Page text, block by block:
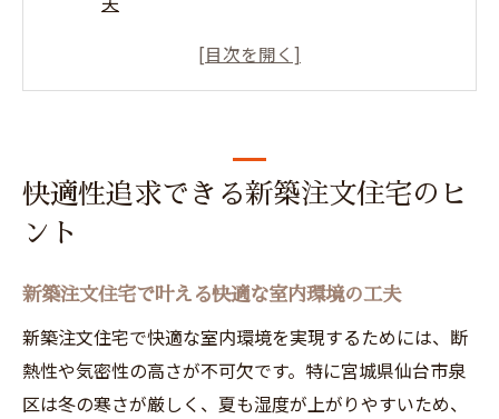
仙台 注文住宅 相場を踏まえた快適性重視の
気候に合わせた新築注文住宅の快適性追求
快適性
家族の健康を守る泉区の新築住宅選び
新築注文住宅で家族の健康を守る断熱仕様
とは
快適性追求できる新築注文住宅のヒ
ント
新築注文住宅で叶える快適な室内環境の工夫
新築注文住宅で快適な室内環境を実現するためには、断
熱性や気密性の高さが不可欠です。特に宮城県仙台市泉
区は冬の寒さが厳しく、夏も湿度が上がりやすいため、